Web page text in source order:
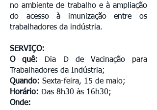
no ambiente de trabalho e à ampliação
do acesso à imunização entre os
trabalhadores da indústria.
SERVIÇO:
O quê: Dia D de Vacinação para
Trabalhadores da Indústria;
Quando: Sexta-feira, 15 de maio;
Horário: Das 8h30 às 16h30;
Onde: